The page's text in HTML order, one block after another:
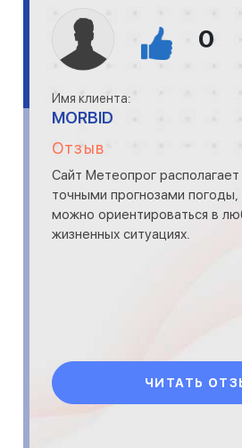
0
Имя клиента:
MORBID
Отзыв
Сайт Метеопрог
точными прогнозами
можно ориентироваться в
жизненных ситуациях.
ЧИТАТЬ